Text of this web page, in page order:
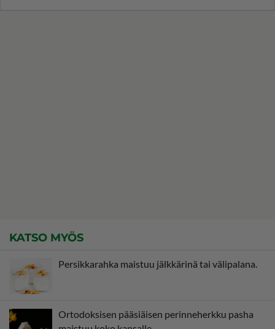
KATSO MYÖS
Persikkarahka maistuu jälkkärinä tai välipalana.
Ortodoksisen pääsiäisen perinneherkku pasha